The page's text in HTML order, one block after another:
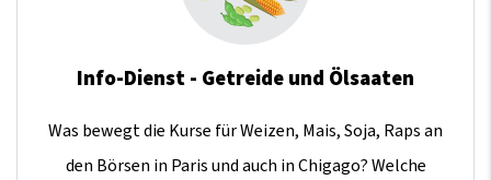
Info-Dienst - Getreide und Ölsaaten
Was bewegt die Kurse für Weizen, Mais, Soja, Raps an
den Börsen in Paris und auch in Chigago? Welche